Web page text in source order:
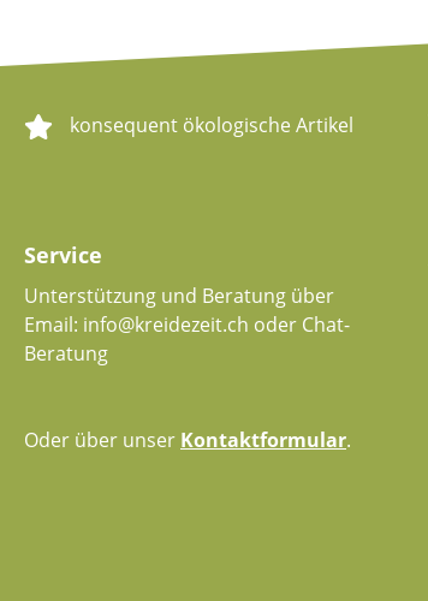
konsequent ökologische Artikel
Service
Unterstützung und Beratung über
Email: info@kreidezeit.ch oder Chat-
Beratung
Oder über unser Kontaktformular.